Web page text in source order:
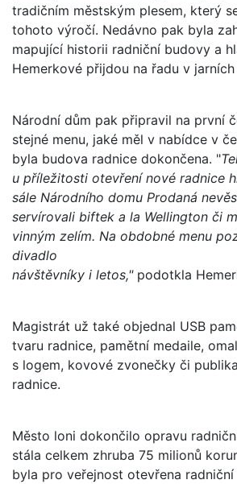
tradičním městským plesem, který
tohoto výročí. Nedávno pak byla
mapující historii radniční budovy a
Hemerkové přijdou na řadu v
Národní dům pak připravil na první
stejné menu, jaké měl v nabídce v
byla budova radnice dokončena. "
u příležitosti otevření nové radnice
sále Národního domu Prodaná
servírovali biftek a la Wellington či
vinným zelím. Na obdobné menu
divadlo
návštěvníky i letos," podotkla
Magistrát už také objednal USB
tvaru radnice, pamětní medaile,
s logem, kovové zvonečky či
radnice.
Město loni dokončilo opravu
stála celkem zhruba 75 milionů
byla pro veřejnost otevřena radniční